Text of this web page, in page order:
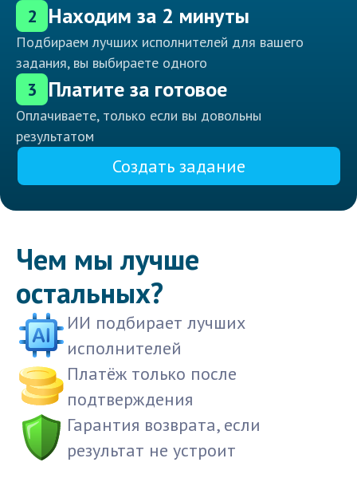
2 Находим за 2 минуты
Подбираем лучших исполнителей для вашего
задания, вы выбираете одного
3 Платите за готовое
Оплачиваете, только если вы довольны
результатом
Создать задание
Чем мы лучше
остальных?
ИИ подбирает лучших
исполнителей
Платёж только после
подтверждения
Гарантия возврата, если
результат не устроит